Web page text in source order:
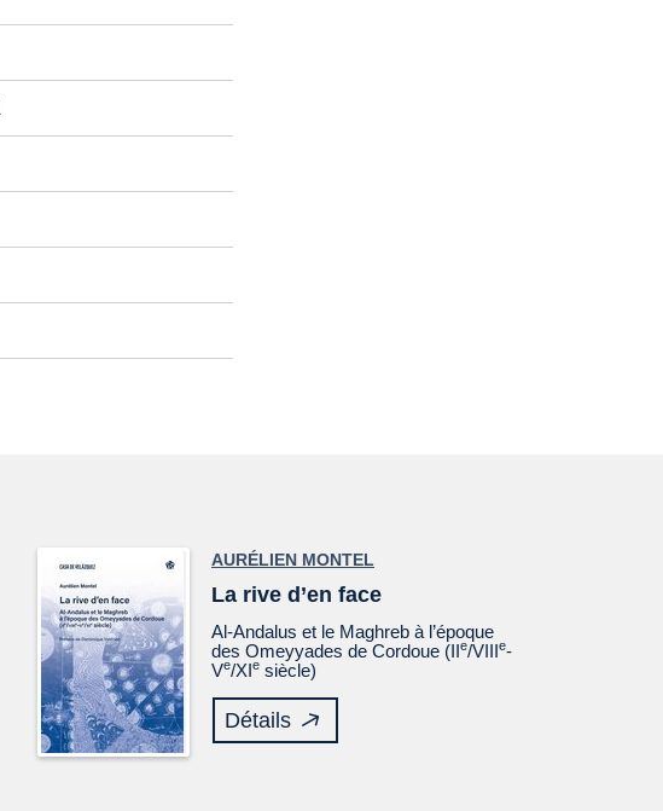
AURÉLIEN MONTEL
La rive d’en face
Al-Andalus et le Maghreb à l’époque
des Omeyyades de Cordoue (IIe/VIIIe-
Ve/XIe siècle)
Détails